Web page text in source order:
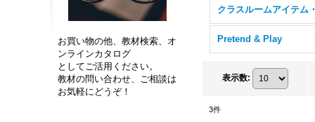
お買い物の他、教材検索、オ
ンラインカタログ
としてご活用ください。
教材の問い合わせ、ご相談は
お気軽にどうぞ！
Pretend & Play
表示数:
3件